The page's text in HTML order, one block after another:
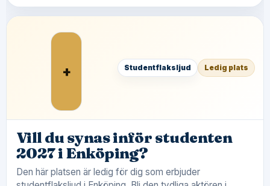
+ Studentflaksljud Ledig plats
Vill du synas inför studenten
2027 i Enköping?
Den här platsen är ledig för dig som erbjuder